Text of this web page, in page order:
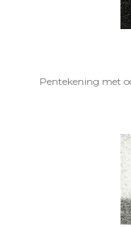
Pentekening met